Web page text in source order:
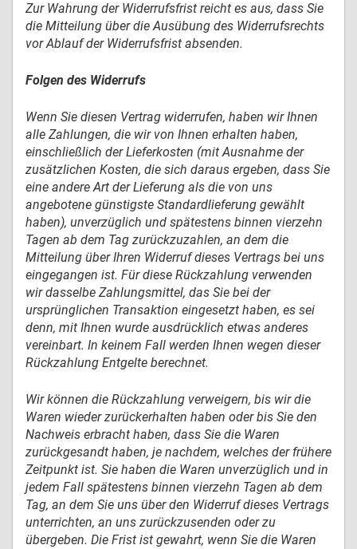
Zur Wahrung der Widerrufsfrist reicht es aus, dass Sie
die Mitteilung über die Ausübung des Widerrufsrechts
vor Ablauf der Widerrufsfrist absenden.
Folgen des Widerrufs
Wenn Sie diesen Vertrag widerrufen, haben wir Ihnen
alle Zahlungen, die wir von Ihnen erhalten haben,
einschließlich der Lieferkosten (mit Ausnahme der
zusätzlichen Kosten, die sich daraus ergeben, dass Sie
eine andere Art der Lieferung als die von uns
angebotene günstigste Standardlieferung gewählt
haben), unverzüglich und spätestens binnen vierzehn
Tagen ab dem Tag zurückzuzahlen, an dem die
Mitteilung über Ihren Widerruf dieses Vertrags bei uns
eingegangen ist. Für diese Rückzahlung verwenden
wir dasselbe Zahlungsmittel, das Sie bei der
ursprünglichen Transaktion eingesetzt haben, es sei
denn, mit Ihnen wurde ausdrücklich etwas anderes
vereinbart. In keinem Fall werden Ihnen wegen dieser
Rückzahlung Entgelte berechnet.
Wir können die Rückzahlung verweigern, bis wir die
Waren wieder zurückerhalten haben oder bis Sie den
Nachweis erbracht haben, dass Sie die Waren
zurückgesandt haben, je nachdem, welches der frühere
Zeitpunkt ist. Sie haben die Waren unverzüglich und in
jedem Fall spätestens binnen vierzehn Tagen ab dem
Tag, an dem Sie uns über den Widerruf dieses Vertrags
unterrichten, an uns zurückzusenden oder zu
übergeben. Die Frist ist gewahrt, wenn Sie die Waren